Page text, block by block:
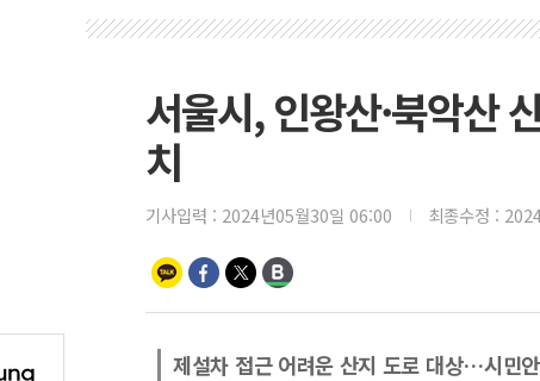
서울시, 인왕산·북악산
치
기사입력 : 2024년05월30일 06:00 최종수정 :
제설차 접근 어려운 산지 도로 대상…시민